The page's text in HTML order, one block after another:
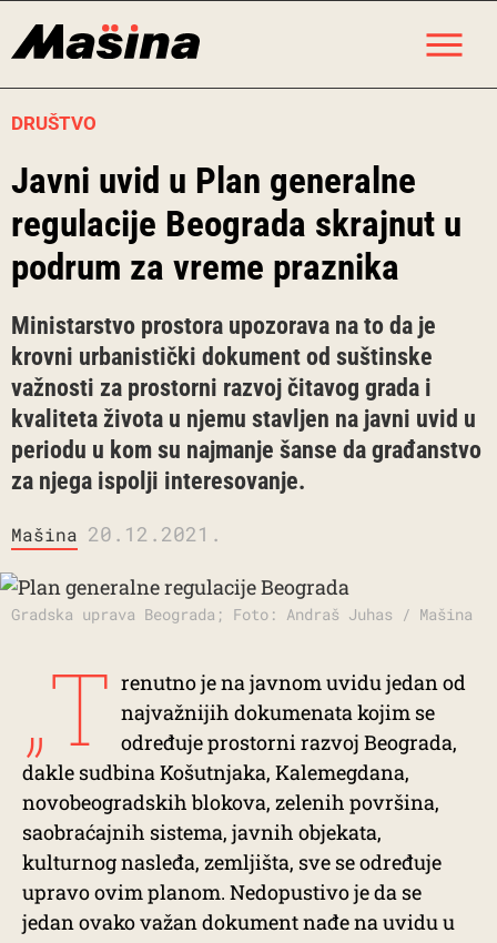
DRUŠTVO
Javni uvid u Plan generalne
regulacije Beograda skrajnut u
podrum za vreme praznika
Ministarstvo prostora upozorava na to da je
krovni urbanistički dokument od suštinske
važnosti za prostorni razvoj čitavog grada i
kvaliteta života u njemu stavljen na javni uvid u
periodu u kom su najmanje šanse da građanstvo
za njega ispolji interesovanje.
Mašina 20.12.2021.
Gradska uprava Beograda; Foto: Andraš Juhas / Mašina
„T renutno je na javnom uvidu jedan od
najvažnijih dokumenata kojim se
određuje prostorni razvoj Beograda,
dakle sudbina Košutnjaka, Kalemegdana,
novobeogradskih blokova, zelenih površina,
saobraćajnih sistema, javnih objekata,
kulturnog nasleđa, zemljišta, sve se određuje
upravo ovim planom. Nedopustivo je da se
jedan ovako važan dokument nađe na uvidu u